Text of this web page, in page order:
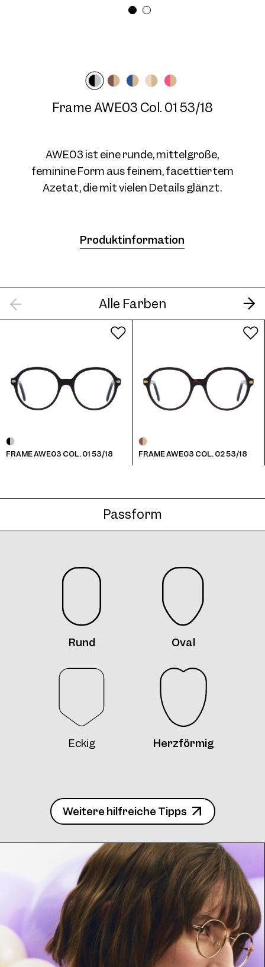
Frame AWE03 Col. 01 53/18
AWE03 ist eine runde, mittelgroße,
feminine Form aus feinem, facettiertem
Azetat, die mit vielen Details glänzt.
Produktinformation
Alle Farben
FRAME AWE03 COL. 01 53/18 FRAME AWE03 COL. 02 53/18
Passform
Rund Oval
Eckig Herzförmig
Weitere hilfreiche Tipps
Frame AWE03 Col. 03 53/18
Frame AWE03 Col. 04 53/18
Frame AWE03 Col. 05 53/18